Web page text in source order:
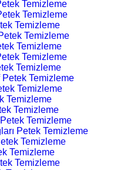
Temizleme
Temizleme
Temizleme
Temizleme
Temizleme
Temizleme
Temizleme
Petek Temizleme
Temizleme
Temizleme
Temizleme
Temizleme
Petek Temizleme
Temizleme
Temizleme
Temizleme